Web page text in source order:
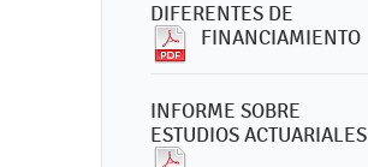
DIFERENTES DE
FINANCIAMIENTO
INFORME SOBRE
ESTUDIOS ACTUARIALES